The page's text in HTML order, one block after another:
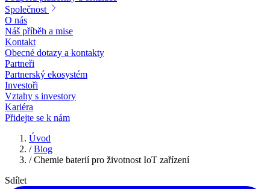
Společnost
O nás
Náš příběh a mise
Kontakt
Obecné dotazy a kontakty
Partneři
Partnerský ekosystém
Investoři
Vztahy s investory
Kariéra
Přidejte se k nám
Úvod
/ Blog
/ Chemie baterií pro životnost IoT zařízení
Sdílet